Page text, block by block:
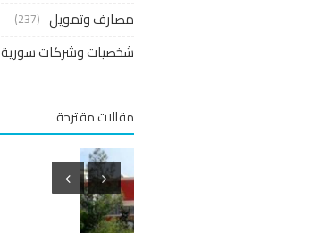
مصارف وتمويل (237)
شخصيات وشركات سورية
مقالات مقترحة